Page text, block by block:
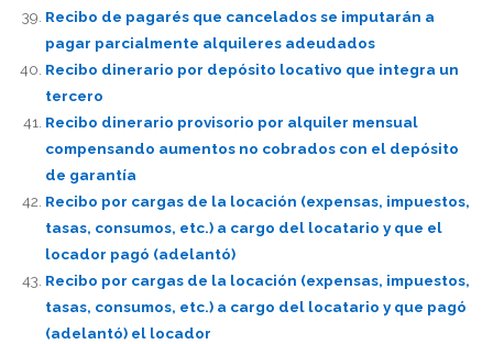
Recibo de pagarés que cancelados se imputarán a
pagar parcialmente alquileres adeudados
Recibo dinerario por depósito locativo que integra un
tercero
Recibo dinerario provisorio por alquiler mensual
compensando aumentos no cobrados con el depósito
de garantía
Recibo por cargas de la locación (expensas, impuestos,
tasas, consumos, etc.) a cargo del locatario y que el
locador pagó (adelantó)
Recibo por cargas de la locación (expensas, impuestos,
tasas, consumos, etc.) a cargo del locatario y que pagó
(adelantó) el locador